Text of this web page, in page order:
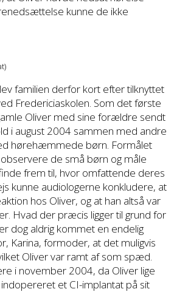
kunne de ikke
familien derfor kort efter tilknyttet
Fredericiaskolen. Som det første
Oliver med sine forældre sendt
i august 2004 sammen med andre
hørehæmmede børn. Formålet
de små børn og måle
frem til, hvor omfattende deres
kunne audiologerne konkludere, at
hos Oliver, og at han altså var
Hvad der præcis ligger til grund for
dog aldrig kommet en endelig
Karina, formoder, at det muligvis
Oliver var ramt af som spæd.
i november 2004, da Oliver lige
et CI-implantat på sit